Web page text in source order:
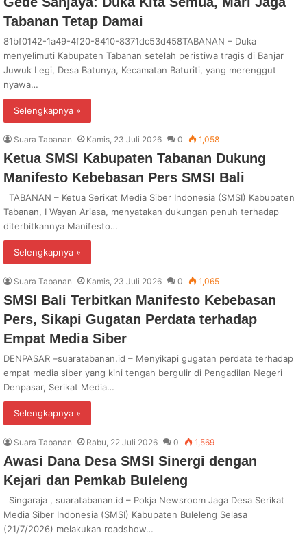
Tabanan Tetap Damai
81bf0142-1a49-4f20-8410-8371dc53d458TABANAN – Duka
menyelimuti Kabupaten Tabanan setelah peristiwa tragis di Banjar
Juwuk Legi, Desa Batunya, Kecamatan Baturiti, yang merenggut
nyawa…
Selengkapnya »
Suara Tabanan Kamis, 23 Juli 2026 0 1,058
Ketua SMSI Kabupaten Tabanan Dukung
Manifesto Kebebasan Pers SMSI Bali
TABANAN – Ketua Serikat Media Siber Indonesia (SMSI) Kabupaten
Tabanan, I Wayan Ariasa, menyatakan dukungan penuh terhadap
diterbitkannya Manifesto…
Selengkapnya »
Suara Tabanan Kamis, 23 Juli 2026 0 1,065
SMSI Bali Terbitkan Manifesto Kebebasan
Pers, Sikapi Gugatan Perdata terhadap
Empat Media Siber
DENPASAR –suaratabanan.id – Menyikapi gugatan perdata terhadap
empat media siber yang kini tengah bergulir di Pengadilan Negeri
Denpasar, Serikat Media…
Selengkapnya »
Suara Tabanan Rabu, 22 Juli 2026 0 1,569
Awasi Dana Desa SMSI Sinergi dengan
Kejari dan Pemkab Buleleng
Singaraja , suaratabanan.id – Pokja Newsroom Jaga Desa Serikat
Media Siber Indonesia (SMSI) Kabupaten Buleleng Selasa
(21/7/2026) melakukan roadshow…